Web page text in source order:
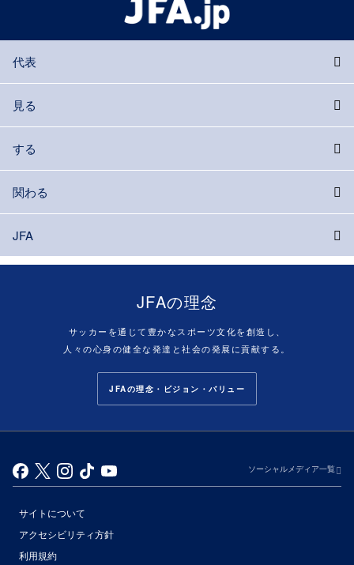
代表
見る
する
関わる
JFA
JFAの理念
サッカーを通じて豊かなスポーツ文化を創造し、
人々の心身の健全な発達と社会の発展に貢献する。
JFAの理念・ビジョン・バリュー
ソーシャルメディア一覧
サイトについて
アクセシビリティ方針
利用規約